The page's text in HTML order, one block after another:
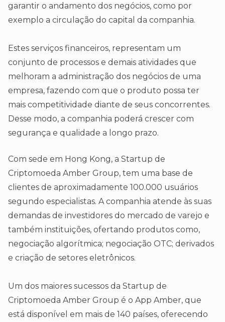
garantir o andamento dos negócios, como por
exemplo a circulação do capital da companhia.
Estes serviços financeiros, representam um
conjunto de processos e demais atividades que
melhoram a administração dos negócios de uma
empresa, fazendo com que o produto possa ter
mais competitividade diante de seus concorrentes.
Desse modo, a companhia poderá crescer com
segurança e qualidade a longo prazo.
Com sede em Hong Kong, a Startup de
Criptomoeda Amber Group, tem uma base de
clientes de aproximadamente 100.000 usuários
segundo especialistas. A companhia atende às suas
demandas de investidores do mercado de varejo e
também instituições, ofertando produtos como,
negociação algorítmica; negociação OTC; derivados
e criação de setores eletrônicos.
Um dos maiores sucessos da Startup de
Criptomoeda Amber Group é o App Amber, que
está disponível em mais de 140 países, oferecendo